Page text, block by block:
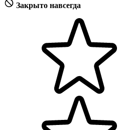
Закрыто навсегда